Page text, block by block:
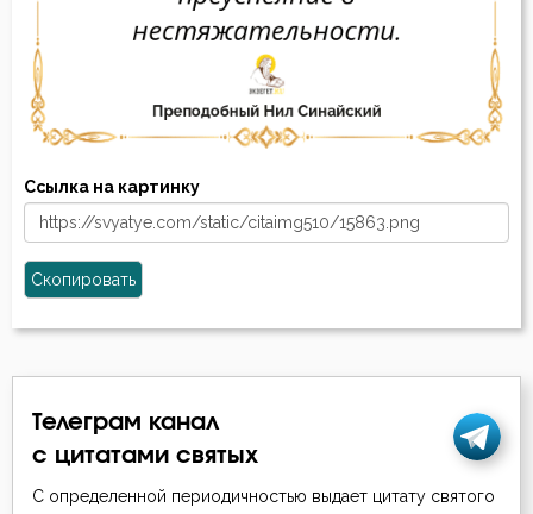
Ссылка на картинку
Скопировать
Телеграм канал
с цитатами святых
С определенной периодичностью выдает цитату святого